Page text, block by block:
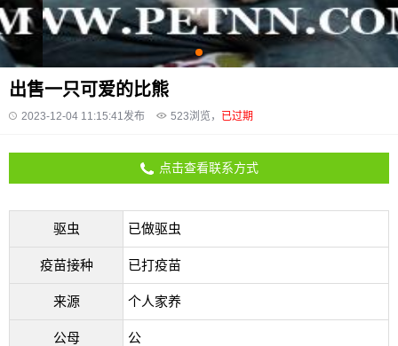
出售一只可爱的比熊
2023-12-04 11:15:41发布 523浏览， 已过期
点击查看联系方式
驱虫 已做驱虫
疫苗接种 已打疫苗
来源 个人家养
公母 公